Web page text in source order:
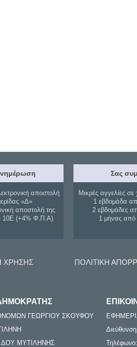
αποστολή
«Δ»
αποστολή της
10Ε (+4% Φ.Π.Α)
Σας
Μικρές αγγελίες σε
1 εβδομάδα
2 εβδομάδες
1 μήνας
ΧΡΗΣΗΣ ΠΟΛΙΤΙΚΗ
ΓΕΩΡΓΙΟΥ ΣΚΟΥΦΟΥ
ΔΟΥ ΜΥΤΙΛΗΝΗΣ